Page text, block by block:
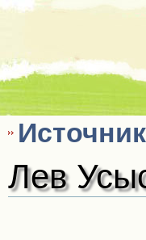
Лев